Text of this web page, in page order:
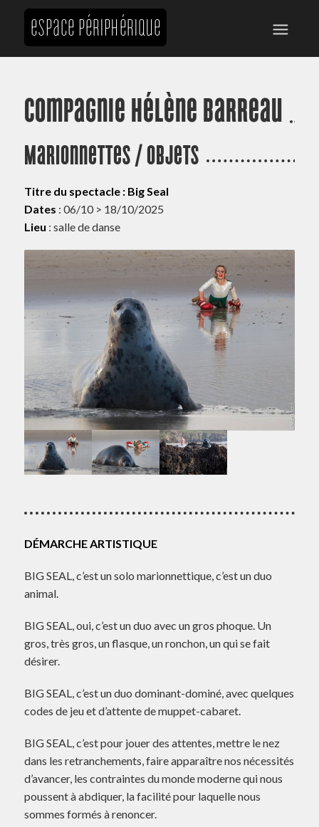
Compagnie Hélène Barreau
Marionnettes / objets
Titre du spectacle : Big Seal
Dates : 06/10 > 18/10/2025
Lieu : salle de danse
DÉMARCHE ARTISTIQUE
BIG SEAL, c’est un solo marionnettique, c’est un duo
animal.
BIG SEAL, oui, c’est un duo avec un gros phoque. Un
gros, très gros, un flasque, un ronchon, un qui se fait
désirer.
BIG SEAL, c’est un duo dominant-dominé, avec quelques
codes de jeu et d’attente de muppet-cabaret.
BIG SEAL, c’est pour jouer des attentes, mettre le nez
dans les retranchements, faire apparaître nos nécessités
d’avancer, les contraintes du monde moderne qui nous
poussent à abdiquer, la facilité pour laquelle nous
sommes formés à renoncer.